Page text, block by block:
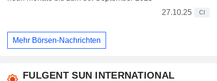
27.10.25
CI
Mehr Börsen-Nachrichten
FULGENT SUN INTERNATIONAL